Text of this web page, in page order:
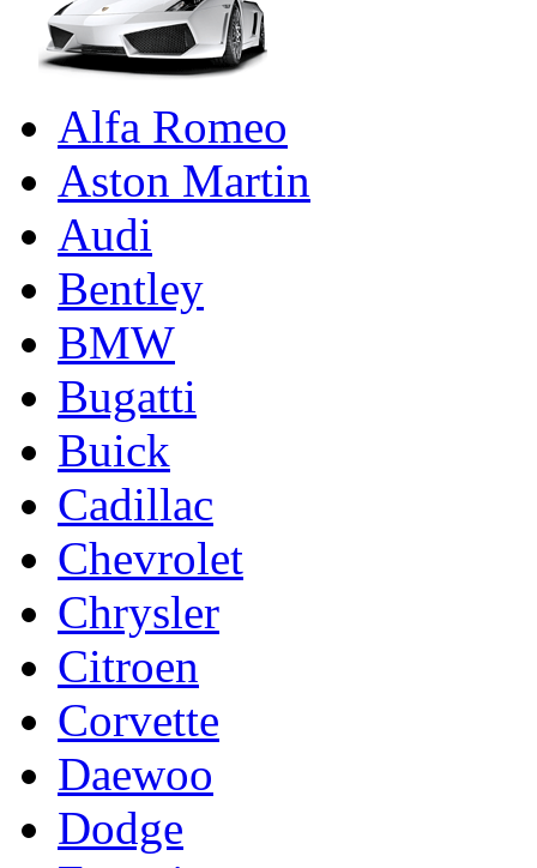
Alfa Romeo
Aston Martin
Audi
Bentley
BMW
Bugatti
Buick
Cadillac
Chevrolet
Chrysler
Citroen
Corvette
Daewoo
Dodge